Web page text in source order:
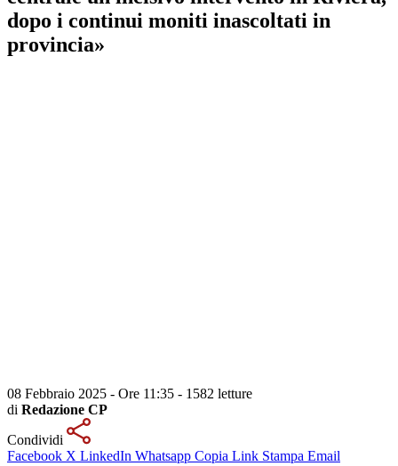
dopo i continui moniti inascoltati in
provincia»
08 Febbraio 2025 - Ore 11:35 - 1582 letture
di Redazione CP
Condividi
Facebook X LinkedIn Whatsapp Copia Link Stampa Email